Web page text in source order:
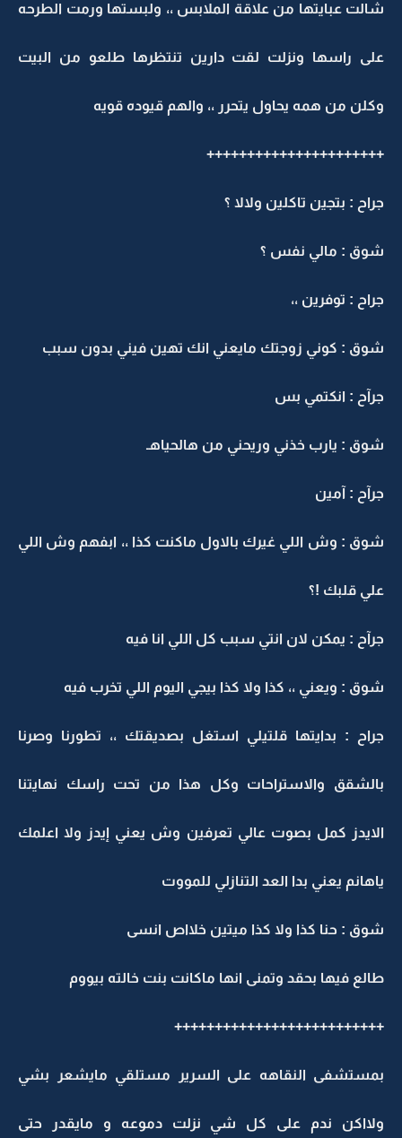
شالت عبايتها من علاقة الملابس ،، ولبستها ورمت الطرحه
على راسها ونزلت لقت دارين تنتظرها طلعو من البيت
وكلن من همه يحاول يتحرر ،، والهم قيوده قويه
++++++++++++++++++++++
جراح : بتجين تاكلين ولالا ؟
شوق : مالي نفس ؟
جراح : توفرين ،،
شوق : كوني زوجتك مايعني انك تهين فيني بدون سبب
جرآح : انكتمي بس
شوق : يارب خذني وريحني من هالحياهـ
جرآح : آمين
شوق : وش اللي غيرك بالاول ماكنت كذا ،، ابفهم وش اللي
علي قلبك !؟
جرآح : يمكن لان انتي سبب كل اللي انا فيه
شوق : ويعني ،، كذا ولا كذا بيجي اليوم اللي تخرب فيه
جراح : بدايتها قلتيلي استغل بصديقتك ،، تطورنا وصرنا
بالشقق والاستراحات وكل هذا من تحت راسك نهايتنا
الايدز كمل بصوت عالي تعرفين وش يعني إيدز ولا اعلمك
ياهانم يعني بدا العد التنازلي للمووت
شوق : حنا كذا ولا كذا ميتين خلااص انسى
طالع فيها بحقد وتمنى انها ماكانت بنت خالته بيووم
++++++++++++++++++++++++++
بمستشفى النقاهه على السرير مستلقي مايشعر بشي
ولااكن ندم على كل شي نزلت دموعه و مايقدر حتى